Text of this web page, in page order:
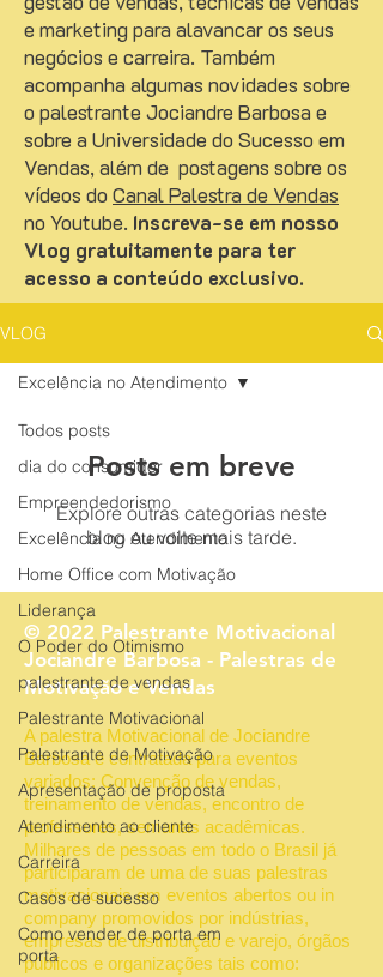
e marketing para alavancar os seus
negócios e carreira. Também
acompanha algumas novidades sobre
o palestrante Jociandre Barbosa e
sobre a Universidade do Sucesso em
Vendas, além de postagens sobre os
vídeos do Canal Palestra de Vendas
no Youtube. Inscreva-se em nosso
Vlog gratuitamente para ter
acesso a conteúdo exclusivo.
VLOG
Todos posts
dia do consumidor
Empreendedorismo
Excelência no Atendimento
Home Office com Motivação
Liderança
O Poder do Otimismo
palestrante de vendas
Palestrante Motivacional
Palestrante de Motivação
Apresentação de proposta
Atendimento ao cliente
Carreira
Casos de sucesso
Como vender de porta em
porta
Excelência no Atendimento
Posts em breve
Explore outras categorias neste
blog ou volte mais tarde.
© 2022 Palestrante Motivacional
Jociandre Barbosa - Palestras de
Motivação e Vendas
A palestra Motivacional de Jociandre
Barbosa é contratada para eventos
variados: Convenção de vendas,
treinamento de vendas, encontro de
professores, semanas acadêmicas.
Milhares de pessoas em todo o Brasil já
participaram de uma de suas palestras
motivacionais em eventos abertos ou in
company promovidos por indústrias,
empresas de distribuição e varejo, órgãos
públicos e organizações tais como: